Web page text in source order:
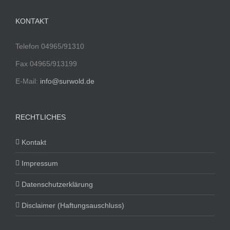
KONTAKT
Telefon 04965/91310
Fax 04965/913199
E-Mail: info@surwold.de
RECHTLICHES
Kontakt
Impressum
Datenschutzerklärung
Disclaimer (Haftungsauschluss)